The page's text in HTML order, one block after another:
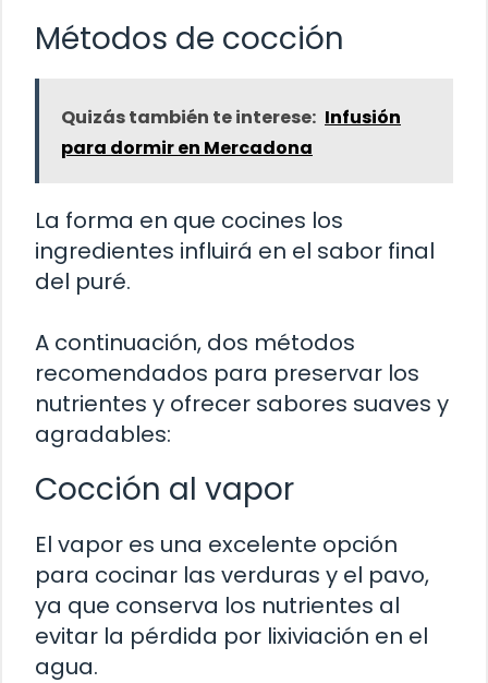
Métodos de cocción
Quizás también te interese: Infusión
para dormir en Mercadona
La forma en que cocines los
ingredientes influirá en el sabor final
del puré.
A continuación, dos métodos
recomendados para preservar los
nutrientes y ofrecer sabores suaves y
agradables:
Cocción al vapor
El vapor es una excelente opción
para cocinar las verduras y el pavo,
ya que conserva los nutrientes al
evitar la pérdida por lixiviación en el
agua.